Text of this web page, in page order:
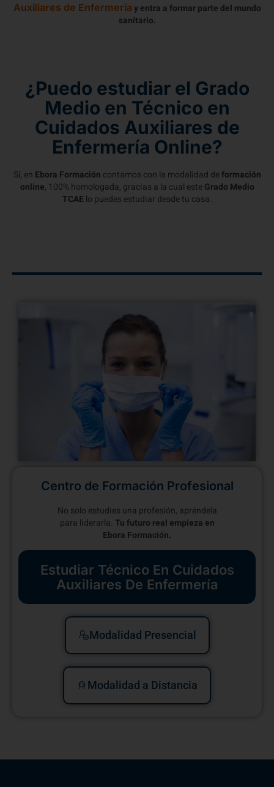
Auxiliares de Enfermería y entra a formar parte del mundo
sanitario.
¿Puedo estudiar el Grado
Medio en Técnico en
Cuidados Auxiliares de
Enfermería Online?
Sí, en Ebora Formación contamos con la modalidad deformación
online, 100% homologada, gracias a la cual esteGrado Medio
TCAE lo puedes estudiar desde tu casa.
Centro de Formación Profesional
No solo estudies una profesión, apréndela
para liderarla. Tu futuro real empieza en
Ebora Formación.
Estudiar Técnico En Cuidados
Auxiliares De Enfermería
Modalidad Presencial
Modalidad a Distancia